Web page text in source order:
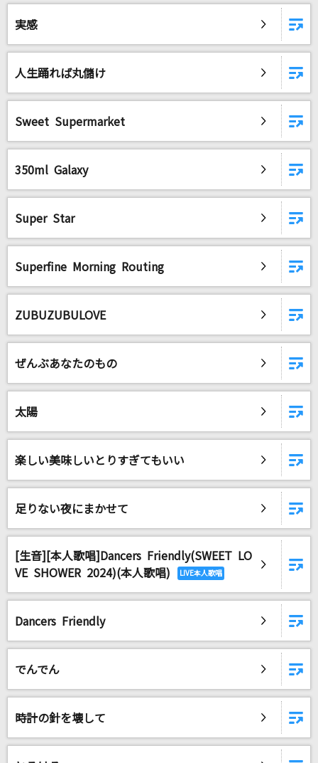
実感
人生踊れば丸儲け
Sweet Supermarket
350ml Galaxy
Super Star
Superfine Morning Routing
ZUBUZUBULOVE
ぜんぶあなたのもの
太陽
楽しい美味しいとりすぎてもいい
足りない夜にまかせて
[生音][本人歌唱]Dancers Friendly(SWEET LO
VE SHOWER 2024)(本人歌唱)
Dancers Friendly
でんでん
時計の針を壊して